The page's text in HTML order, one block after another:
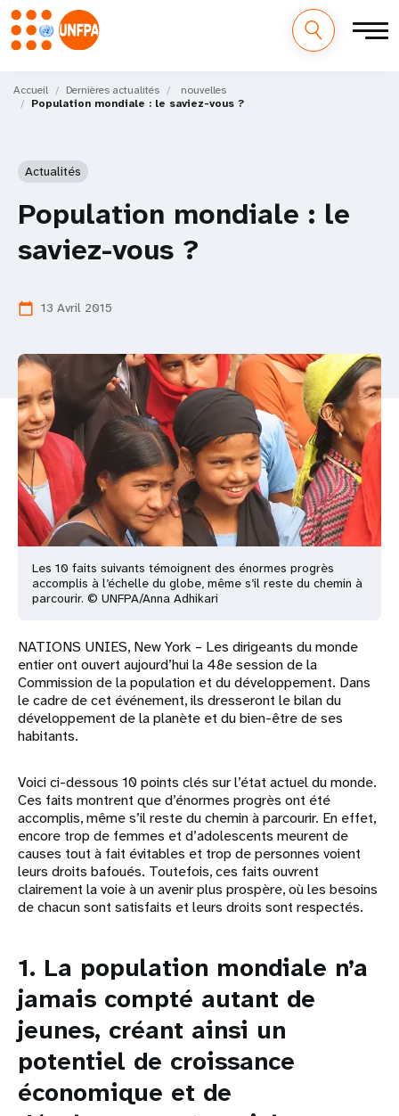
au
contenu
M
Accueil Dernières actualités
nouvelles
Population mondiale : le saviez-vous ?
Actualités
Population mondiale : le
saviez-vous ?
calendar_today 13 Avril 2015
Les 10 faits suivants témoignent des énormes progrès
accomplis à l’échelle du globe, même s’il reste du chemin à
parcourir. © UNFPA/Anna Adhikari
NATIONS UNIES, New York – Les dirigeants du monde
entier ont ouvert aujourd’hui la 48e session de la
Commission de la population et du développement. Dans
le cadre de cet événement, ils dresseront le bilan du
développement de la planète et du bien-être de ses
habitants.
Voici ci-dessous 10 points clés sur l’état actuel du monde.
Ces faits montrent que d’énormes progrès ont été
accomplis, même s’il reste du chemin à parcourir. En effet,
encore trop de femmes et d’adolescents meurent de
causes tout à fait évitables et trop de personnes voient
leurs droits bafoués. Toutefois, ces faits ouvrent
clairement la voie à un avenir plus prospère, où les besoins
de chacun sont satisfaits et leurs droits sont respectés.
1. La population mondiale n’a
jamais compté autant de
jeunes, créant ainsi un
potentiel de croissance
économique et de